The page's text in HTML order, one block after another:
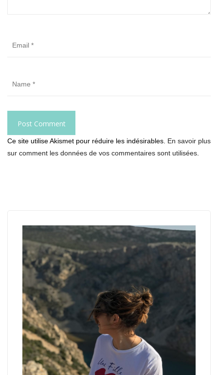
Ce site utilise Akismet pour réduire les indésirables. En savoir plus
sur comment les données de vos commentaires sont utilisées